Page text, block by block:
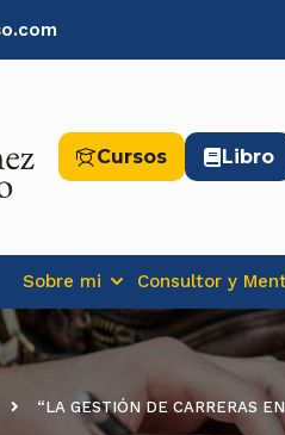
Cursos Libro
Sobre mi Consultor y
“LA GESTIÓN DE CARRERAS